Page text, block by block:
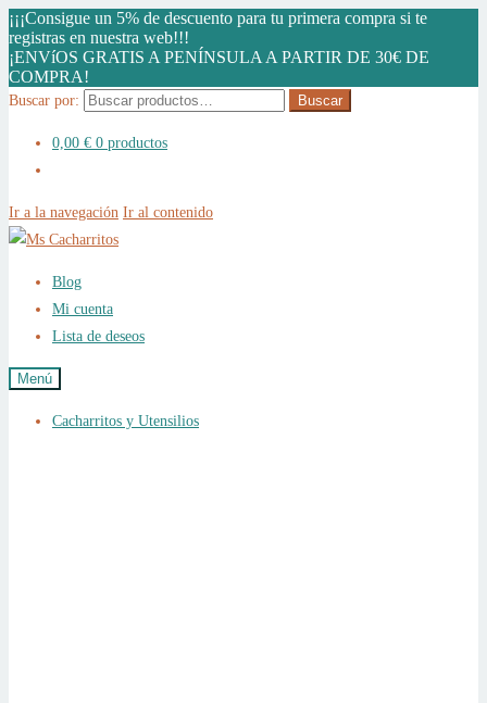
¡¡¡Consigue un 5% de descuento para tu primera compra si te
registras en nuestra web!!!
¡ENVíOS GRATIS A PENÍNSULA A PARTIR DE 30€ DE
COMPRA!
Buscar por: Buscar
0,00 € 0 productos
Ir a la navegación Ir al contenido
Blog
Mi cuenta
Lista de deseos
Menú
Cacharritos y Utensilios